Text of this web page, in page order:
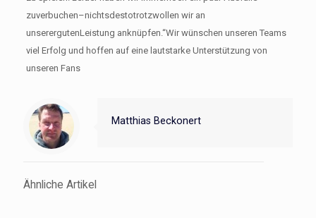
zuverbuchen–nichtsdestotrotzwollen wir an
unserergutenLeistung anknüpfen.“Wir wünschen unseren Teams
viel Erfolg und hoffen auf eine lautstarke Unterstützung von
unseren Fans
Matthias Beckonert
Ähnliche Artikel